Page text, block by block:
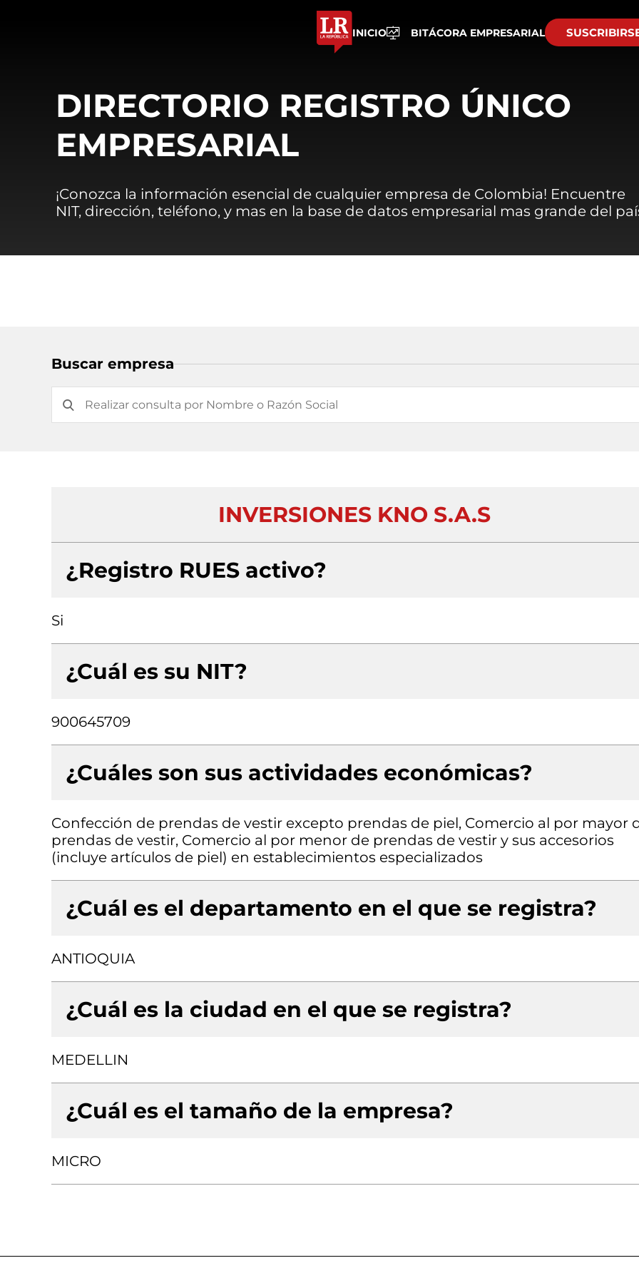
INICIO BITÁCORA EMPRESARIAL
DIRECTORIO REGISTRO ÚNICO
EMPRESARIAL
¡Conozca la información esencial de cualquier empresa de Colombia! Encuentre
NIT, dirección, teléfono, y mas en la base de datos empresarial mas grande del
Buscar empresa
INVERSIONES KNO S.A.S
¿Registro RUES activo?
Si
¿Cuál es su NIT?
900645709
¿Cuáles son sus actividades económicas?
Confección de prendas de vestir excepto prendas de piel, Comercio al por mayor
prendas de vestir, Comercio al por menor de prendas de vestir y sus accesorios
(incluye artículos de piel) en establecimientos especializados
¿Cuál es el departamento en el que se registra?
ANTIOQUIA
¿Cuál es la ciudad en el que se registra?
MEDELLIN
¿Cuál es el tamaño de la empresa?
MICRO